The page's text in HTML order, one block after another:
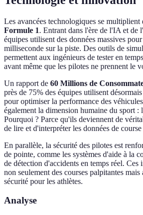
Les avancées technologiques se multiplient
Formule 1. Entrant dans l'ère de l'IA et de
équipes utilisent des données massives
milliseconde sur la piste. Des outils de
permettent aux ingénieurs de tester en
avant même que les pilotes ne prennent le
Un rapport de 60 Millions de
près de 75% des équipes utilisent
pour optimiser la performance des
également la dimension humaine du sport :
Pourquoi ? Parce qu'ils deviennent de
de lire et d'interpréter les données de
En parallèle, la sécurité des pilotes est
de pointe, comme les systèmes d'aide à la
de détection d'accidents en temps réel. Ces
non seulement des courses palpitantes
sécurité pour les athlètes.
Analyse